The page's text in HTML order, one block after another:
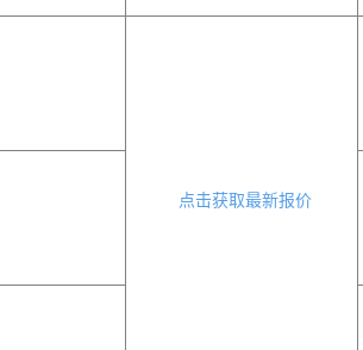
点击获取最新报价